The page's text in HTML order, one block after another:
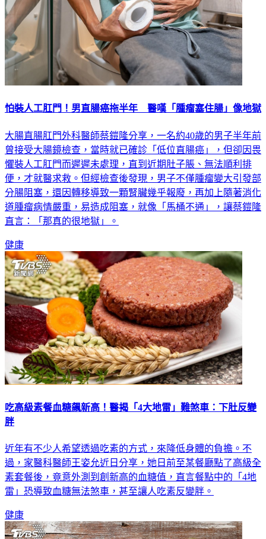
怕裝人工肛門！男直腸癌拖半年 醫嘆「腫瘤塞住腸」像地獄
大腸直腸肛門外科醫師蔡鎧隆分享，一名約40歲的男子半年前
曾接受大腸鏡檢查，當時就已確診「低位直腸癌」，但卻因畏
懼裝人工肛門而遲遲未處理，直到近期肚子脹、無法順利排
便，才就醫求救。但經檢查後發現，男子不僅腫瘤變大引發部
分腸阻塞，還因轉移導致一顆腎臟幾乎報廢，再加上隨著消化
道腫瘤病情嚴重，易造成阻塞，就像「馬桶不通」，讓蔡鎧隆
直言：「那真的很地獄」。
健康
吃高級素餐血糖飆新高！醫揭「4大地雷」難煞車：下肚反變
胖
近年有不少人希望透過吃素的方式，來降低身體的負擔。不
過，家醫科醫師王姿允近日分享，她日前至某餐廳點了高級全
素套餐後，竟意外測到創新高的血糖值，直言餐點中的「4地
雷」恐導致血糖無法煞車，甚至讓人吃素反變胖。
健康